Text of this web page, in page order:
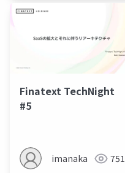
Finatext TechNight
#5
imanaka 751